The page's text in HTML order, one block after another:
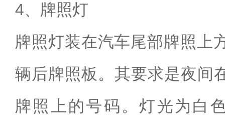
4、牌照灯
牌照灯装在汽车尾部牌照上
辆后牌照板。其要求是夜间
牌照上的号码。灯光为白